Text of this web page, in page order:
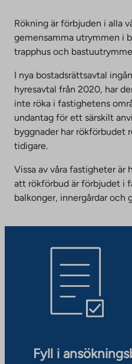
Rökning är förbjuden i alla
gemensamma utrymmen i
trapphus och
I nya bostadsrättsavtal
hyresavtal från 2020, har
inte röka i fastighetens
undantag för ett särskilt
byggnader har rökförbudet
tidigare.
Vissa av våra fastigheter
att rökförbud är förbjudet i
balkonger, innergårdar och
Fyll i